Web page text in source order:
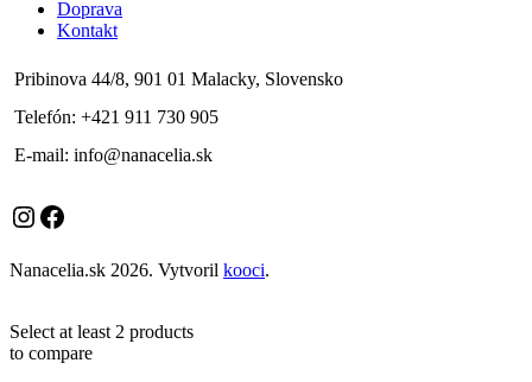
Doprava
Kontakt
Pribinova 44/8, 901 01 Malacky, Slovensko
Telefón: +421 911 730 905
E-mail: info@nanacelia.sk
Instagram
Facebook
Nanacelia.sk 2026. Vytvoril kooci.
Select at least 2 products
to compare